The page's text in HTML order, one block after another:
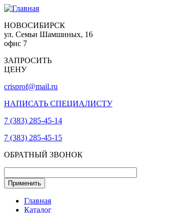
НОВОСИБИРСК
ул. Семьи Шамшиных, 16
офис 7
ЗАПРОСИТЬ
ЦЕНУ
crisprof@mail.ru
НАПИСАТЬ СПЕЦИАЛИСТУ
7 (383) 285-45-14
7 (383) 285-45-15
ОБРАТНЫЙ ЗВОНОК
Главная
Каталог